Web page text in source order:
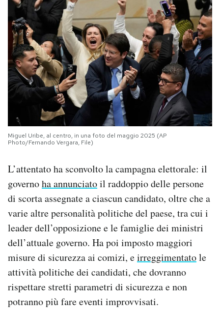
Miguel Uribe, al centro, in una foto del maggio 2025 (AP
Photo/Fernando Vergara, File)
L’attentato ha sconvolto la campagna elettorale: il
governoha annunciatoil raddoppio delle persone
di scorta assegnate a ciascun candidato, oltre che a
varie altre personalità politiche del paese, tra cui i
leader dell’opposizione e le famiglie dei ministri
dell’attuale governo. Ha poi imposto maggiori
misure di sicurezza ai comizi, eirreggimentatole
attività politiche dei candidati, che dovranno
rispettare stretti parametri di sicurezza e non
potranno più fare eventi improvvisati.